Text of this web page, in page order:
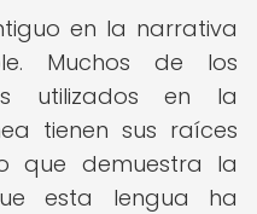
en la narrativa
Muchos de los
utilizados en la
tienen sus raíces
que demuestra la
esta lengua ha